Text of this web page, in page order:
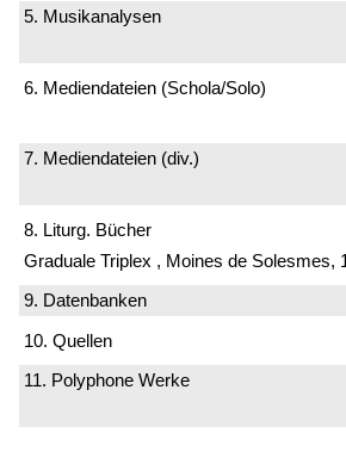
5. Musikanalysen
6. Mediendateien (Schola/Solo)
7. Mediendateien (div.)
8. Liturg. Bücher
Graduale Triplex , Moines de Solesmes,
9. Datenbanken
10. Quellen
11. Polyphone Werke